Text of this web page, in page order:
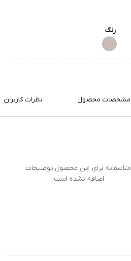
رنگ
مشخصات محصول نظرات کاربران
متاسفانه برای این محصول،توضیحات
اضافه نشده است.